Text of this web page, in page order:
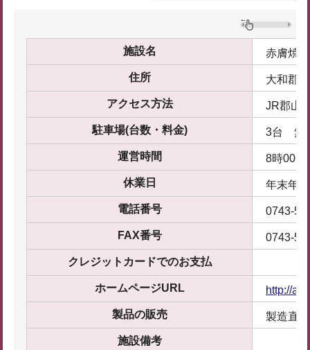
施設名 赤膚焼
住所 大和郡
アクセス方法 JR郡山
駐車場(台数・料金) 3台 無
運営時間 8時00分
休業日 年末年始
電話番号 0743-
FAX番号 0743-
クレジットカードでのお支払
ホームページURL http://
製品の販売 製造直
施設備考